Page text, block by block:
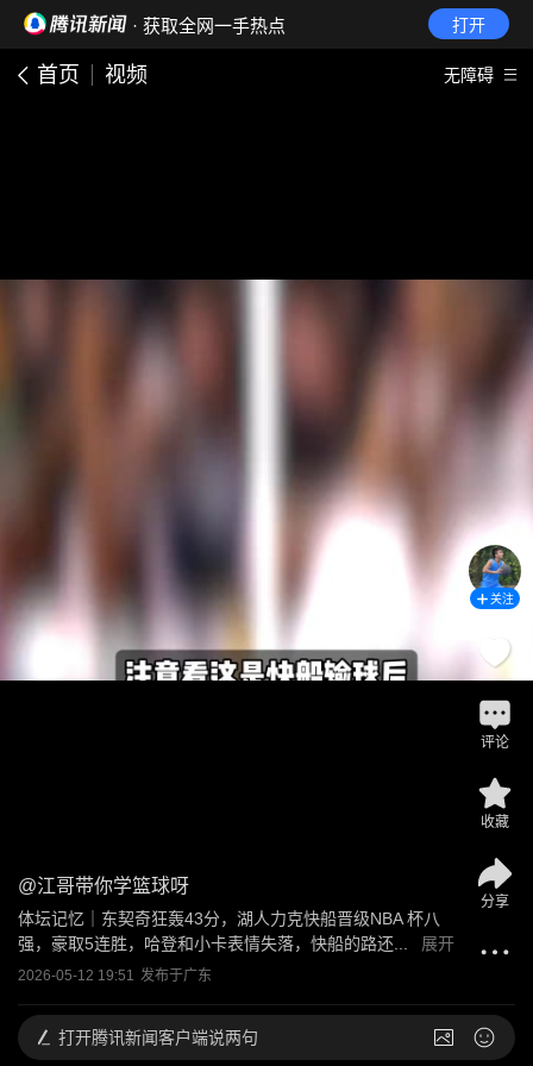
· 获取全网一手热点 打开
首页 视频 无障碍
@江哥带你学篮球呀
体坛记忆｜东契奇狂轰43分，湖人力克快船晋级NBA 杯八
强，豪取5连胜，哈登和小卡表情失落，快船的路还...
展开
2026-05-12 19:51 发布于广东
关注
评论
收藏
分享
打开腾讯新闻客户端说两句